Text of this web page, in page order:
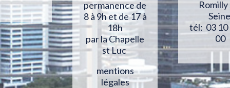
permanence de
8 à 9h et de 17 à
18h
par la Chapelle
st Luc
mentions
légales
tél: 03 10
00